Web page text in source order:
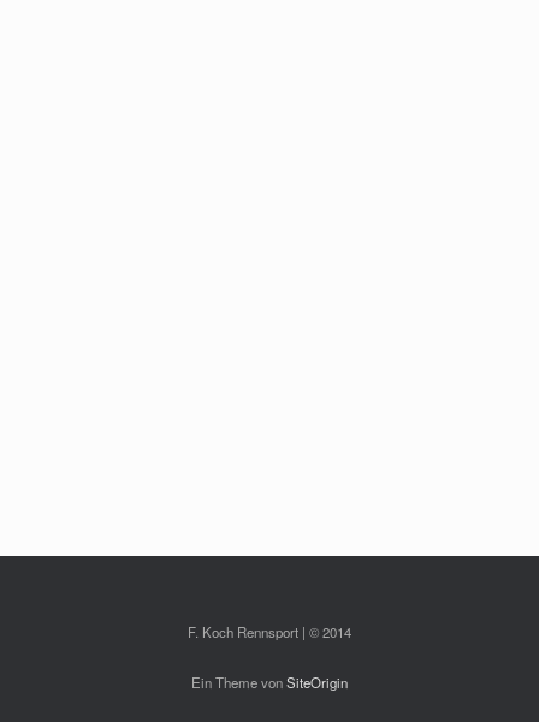
F. Koch Rennsport | © 2014
Ein Theme vonSiteOrigin